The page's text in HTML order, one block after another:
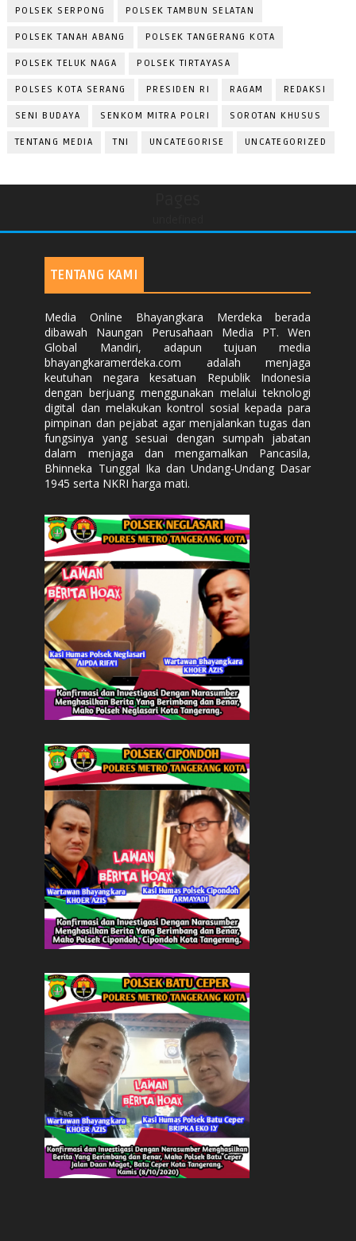
POLSEK SERPONG POLSEK TAMBUN SELATAN
POLSEK TANAH ABANG POLSEK TANGERANG KOTA
POLSEK TELUK NAGA POLSEK TIRTAYASA
POLSES KOTA SERANG PRESIDEN RI RAGAM REDAKSI
SENI BUDAYA SENKOM MITRA POLRI SOROTAN KHUSUS
TENTANG MEDIA TNI UNCATEGORISE UNCATEGORIZED
TENTANG KAMI
Media Online Bhayangkara Merdeka berada
dibawah Naungan Perusahaan Media PT. Wen
Global Mandiri, adapun tujuan media
bhayangkaramerdeka.com adalah menjaga
keutuhan negara kesatuan Republik Indonesia
dengan berjuang menggunakan melalui teknologi
digital dan melakukan kontrol sosial kepada para
pimpinan dan pejabat agar menjalankan tugas dan
fungsinya yang sesuai dengan sumpah jabatan
dalam menjaga dan mengamalkan Pancasila,
Bhinneka Tunggal Ika dan Undang-Undang Dasar
1945 serta NKRI harga mati.